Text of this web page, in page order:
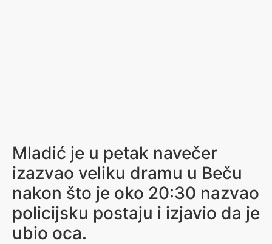
Mladić je u petak navečer
izazvao veliku dramu u Beču
nakon što je oko 20:30 nazvao
policijsku postaju i izjavio da je
ubio oca.